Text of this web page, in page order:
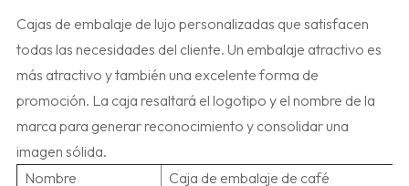
Cajas de embalaje de lujo personalizadas que satisfacen
todas las necesidades del cliente. Un embalaje atractivo es
más atractivo y también una excelente forma de
promoción. La caja resaltará el logotipo y el nombre de la
marca para generar reconocimiento y consolidar una
imagen sólida.
Nombre
Caja de embalaje de café